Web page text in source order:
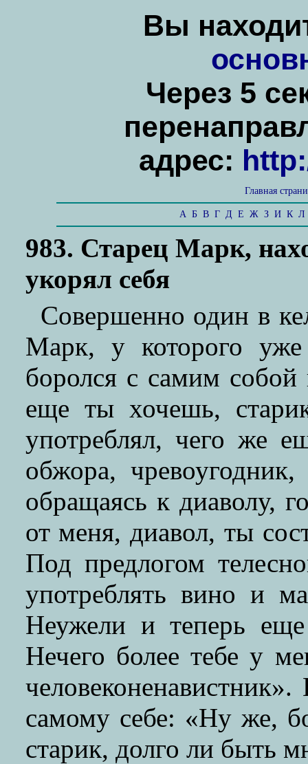
Вы
Через 5
адрес:
Главная
А Б В Г Д Е Ж З И К Л
983. Старец Марк,
укорял себя
Совершенно один в
Марк, у которого
боролся с самим
еще ты хочешь,
употреблял, чего же
обжора,
обращаясь к диаволу,
от меня, диавол, ты
Под предлогом
употреблять вино и
Неужели и теперь
Нечего более тебе у
самому себе: «Ну же,
старик, долго ли быть